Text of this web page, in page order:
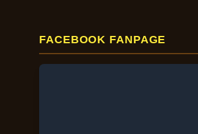
FACEBOOK FANPAGE